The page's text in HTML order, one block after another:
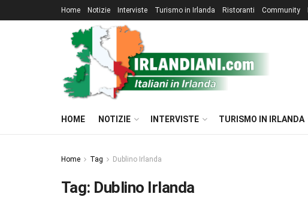
Home Notizie Interviste Turismo in Irlanda Ristoranti Community
HOME NOTIZIE INTERVISTE TURISMO IN IRLANDA
Home Tag Dublino Irlanda
Tag: Dublino Irlanda